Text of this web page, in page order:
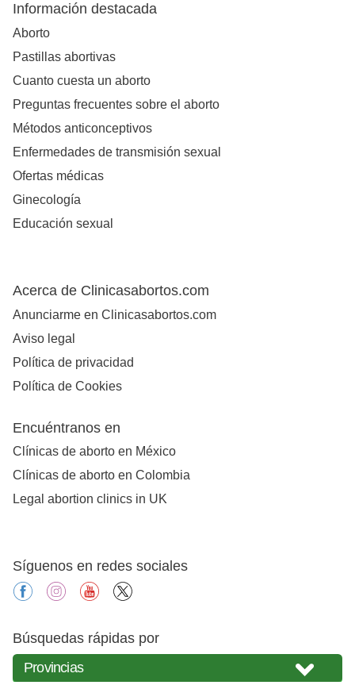
Información destacada
Aborto
Pastillas abortivas
Cuanto cuesta un aborto
Preguntas frecuentes sobre el aborto
Métodos anticonceptivos
Enfermedades de transmisión sexual
Ofertas médicas
Ginecología
Educación sexual
Acerca de Clinicasabortos.com
Anunciarme en Clinicasabortos.com
Aviso legal
Política de privacidad
Política de Cookies
Encuéntranos en
Clínicas de aborto en México
Clínicas de aborto en Colombia
Legal abortion clinics in UK
Síguenos en redes sociales
facebookinstagramyoutube
Búsquedas rápidas por